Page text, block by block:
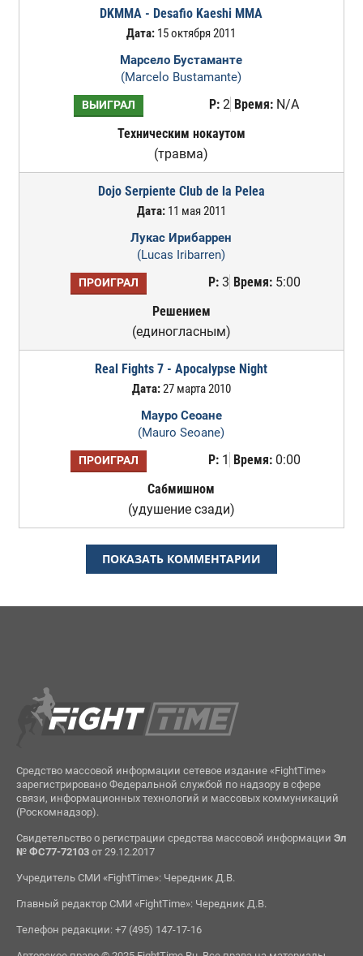
DKMMA - Desafio Kaeshi MMA
Дата: 15 октября 2011
Марсело Бустаманте
(Marcelo Bustamante)
ВЫИГРАЛ Р: 2 Время: N/A
Техническим нокаутом
(травма)
Dojo Serpiente Club de la Pelea
Дата:11 мая 2011
Лукас Ирибаррен
(Lucas Iribarren)
ПРОИГРАЛ Р:3 Время:5:00
Решением
(единогласным)
Real Fights 7 - Apocalypse Night
Дата:27 марта 2010
Мауро Сеоане
(Mauro Seoane)
ПРОИГРАЛ Р:1 Время:0:00
Сабмишном
(удушение сзади)
ПОКАЗАТЬ КОММЕНТАРИИ
Средство массовой информации сетевое издание «FightTime»
зарегистрировано Федеральной службой по надзору в сфере
связи, информационных технологий и массовых коммуникаций
(Роскомнадзор).
Свидетельство о регистрации средства массовой информации Эл
№ ФС77-72103от 29.12.2017
Учредитель СМИ «FightTime»: Чередник Д.В.
Главный редактор СМИ «FightTime»: Чередник Д.В.
Телефон редакции: +7 (495) 147-17-16